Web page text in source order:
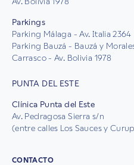
Parkings
Parking Málaga - Av. Italia 2364
Parking Bauzá - Bauzá y
Carrasco - Av. Bolivia 1978
PUNTA DEL ESTE
Clínica Punta del Este
Av. Pedragosa Sierra s/n
(entre calles Los Sauces y
CONTACTO